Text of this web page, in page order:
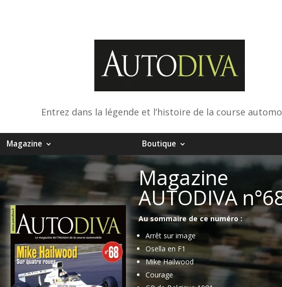
Entrez dans la légende et l’histoire de la course
Magazine Boutique
Magazine
AUTODIVA
Au sommaire de ce numéro :
Arrêt sur image
Osella en F1
Mike Hailwood
Courage